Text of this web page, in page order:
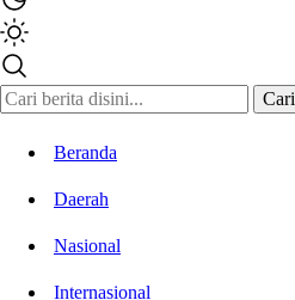
Cari
Beranda
Daerah
Nasional
Internasional